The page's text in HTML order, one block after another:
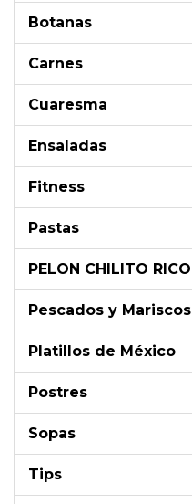
Botanas
Carnes
Cuaresma
Ensaladas
Fitness
Pastas
PELON CHILITO RICO
Pescados y Mariscos
Platillos de México
Postres
Sopas
Tips